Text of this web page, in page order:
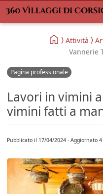
Attività
Vannerie
Pagina professionale
Lavori in vimini
vimini fatti a
Pubblicato il 17/04/2024 - Aggiornato